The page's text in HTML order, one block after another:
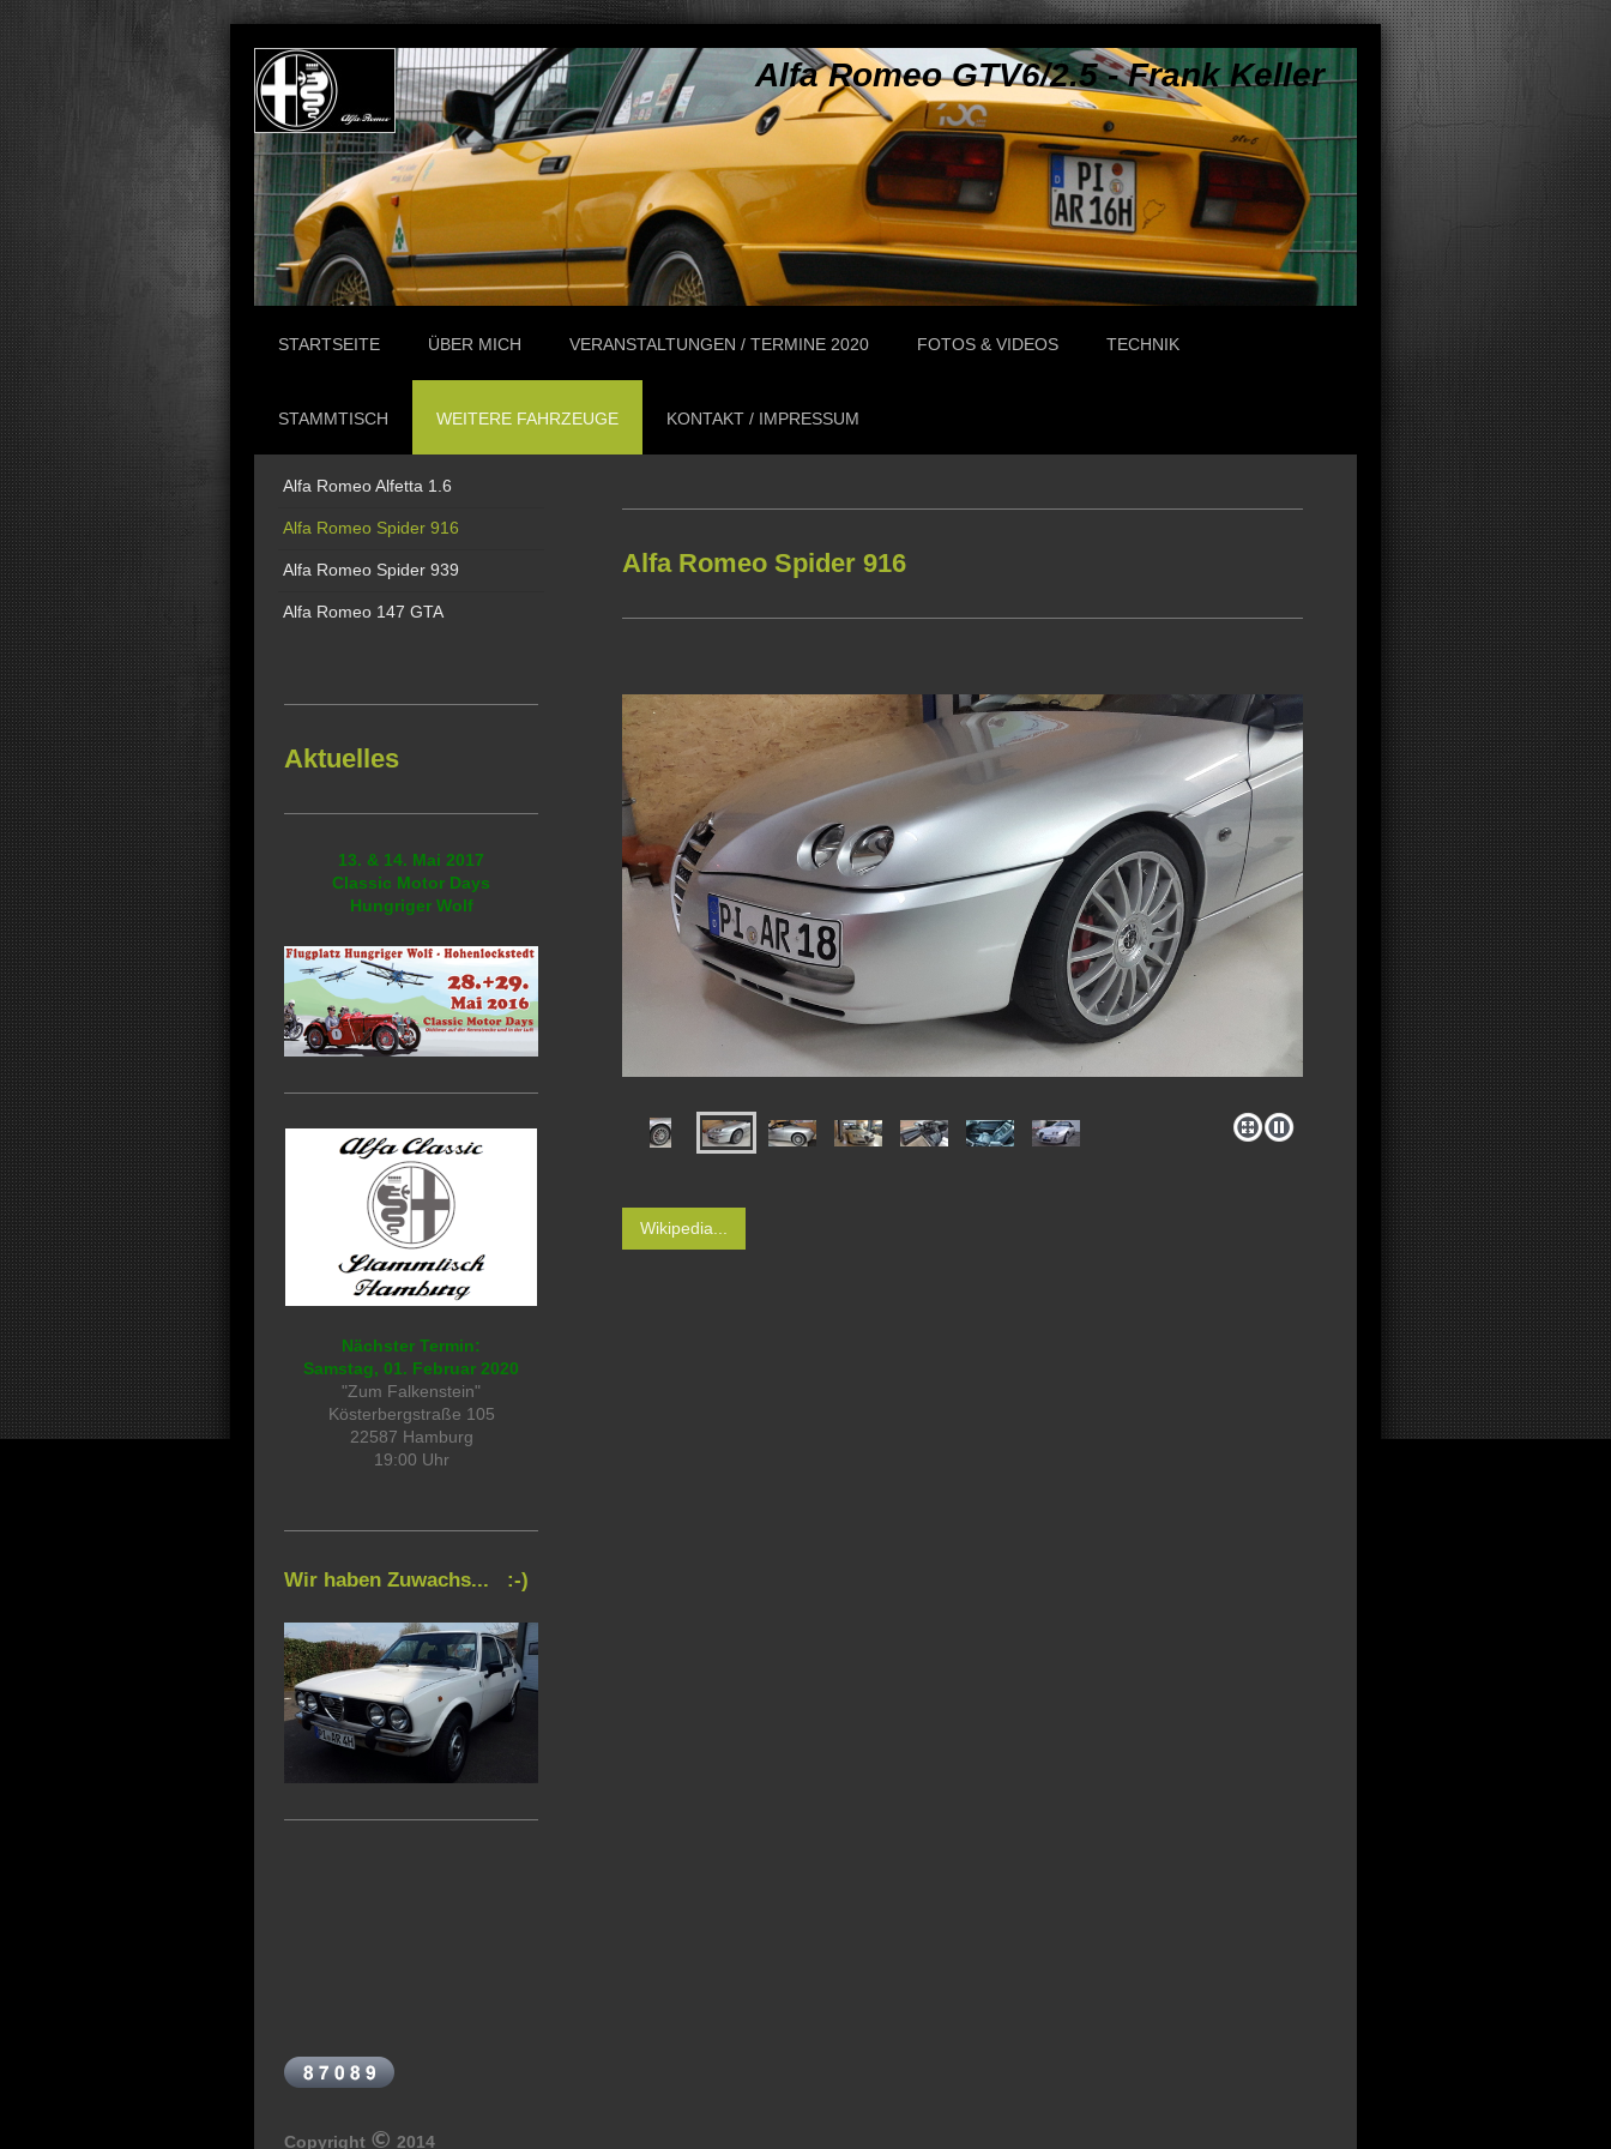
Alfa Romeo GTV6/2.5 - Frank Keller
STARTSEITE ÜBER MICH VERANSTALTUNGEN / TERMINE 2020 FOTOS & VIDEOS TECHNIK
STAMMTISCH WEITERE FAHRZEUGE KONTAKT / IMPRESSUM
Alfa Romeo Spider 916
Wikipedia...
Alfa Romeo Alfetta 1.6
Alfa Romeo Spider 916
Alfa Romeo Spider 939
Alfa Romeo 147 GTA
Aktuelles
13. & 14. Mai 2017
Classic Motor Days
Hungriger Wolf
Nächster Termin:
Samstag, 01. Februar 2020
"Zum Falkenstein"
Kösterbergstraße 105
22587 Hamburg
19:00 Uhr
Wir haben Zuwachs... :-)
Copyright © 2014